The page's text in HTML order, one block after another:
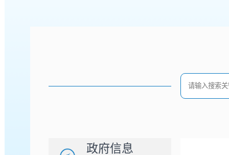
政府信息